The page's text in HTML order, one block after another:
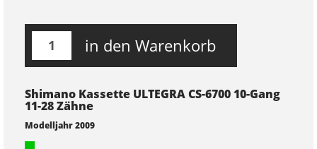
in den Warenkorb
Shimano Kassette ULTEGRA CS-6700 10-Gang
11-28 Zähne
Modelljahr 2009